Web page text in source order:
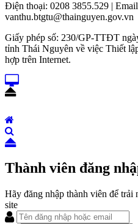
Điện thoại: 0208 3855.529 |
vanthu.btgtu@thainguyen.gov.vn
Giấy phép số: 230/GP-TTĐT
tỉnh Thái Nguyên về việc Thiết
hợp trên Internet.
Thành viên đăng
Hãy đăng nhập thành viên để trải
site